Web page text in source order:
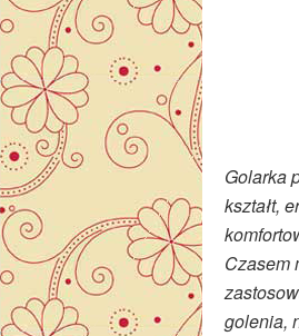
Golarka
kształt,
Czasem
golenia,